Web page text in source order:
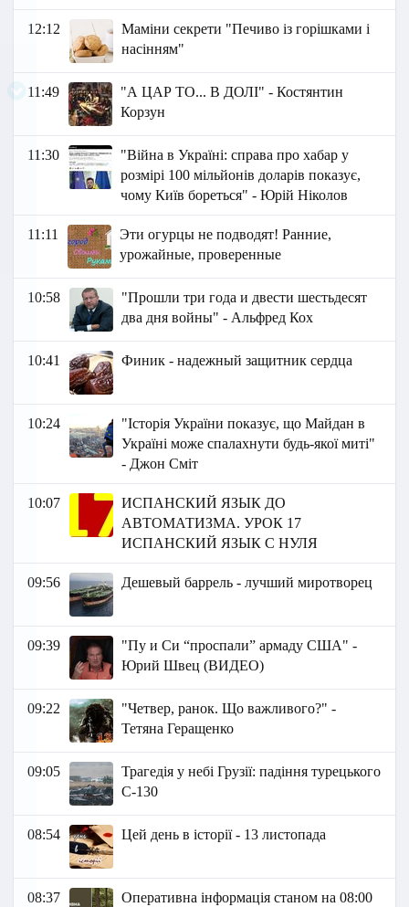
12:12
Маміни секрети "Печиво із горішками і
насінням"
11:49
"А ЦАР ТО... В ДОЛІ" - Костянтин
Корзун
11:30
"Війна в Україні: справа про хабар у
розмірі 100 мільйонів доларів показує,
чому Київ бореться" - Юрій Ніколов
11:11
Эти огурцы не подводят! Ранние,
урожайные, проверенные
10:58
"Прошли три года и двести шестьдесят
два дня войны" - Альфред Кох
10:41 Финик - надежный защитник сердца
10:24
"Історія України показує, що Майдан в
Україні може спалахнути будь-якої миті"
- Джон Сміт
10:07
ИСПАНСКИЙ ЯЗЫК ДО
АВТОМАТИЗМА. УРОК 17
ИСПАНСКИЙ ЯЗЫК С НУЛЯ
09:56 Дешевый баррель - лучший миротворец
09:39
"Пу и Си “проспали” армаду США" -
Юрий Швец (ВИДЕО)
09:22
"Четвер, ранок. Що важливого?" -
Тетяна Геращенко
09:05
Трагедія у небі Грузії: падіння турецького
С-130
08:54 Цей день в історії - 13 листопада
08:37
Оперативна інформація станом на 08:00